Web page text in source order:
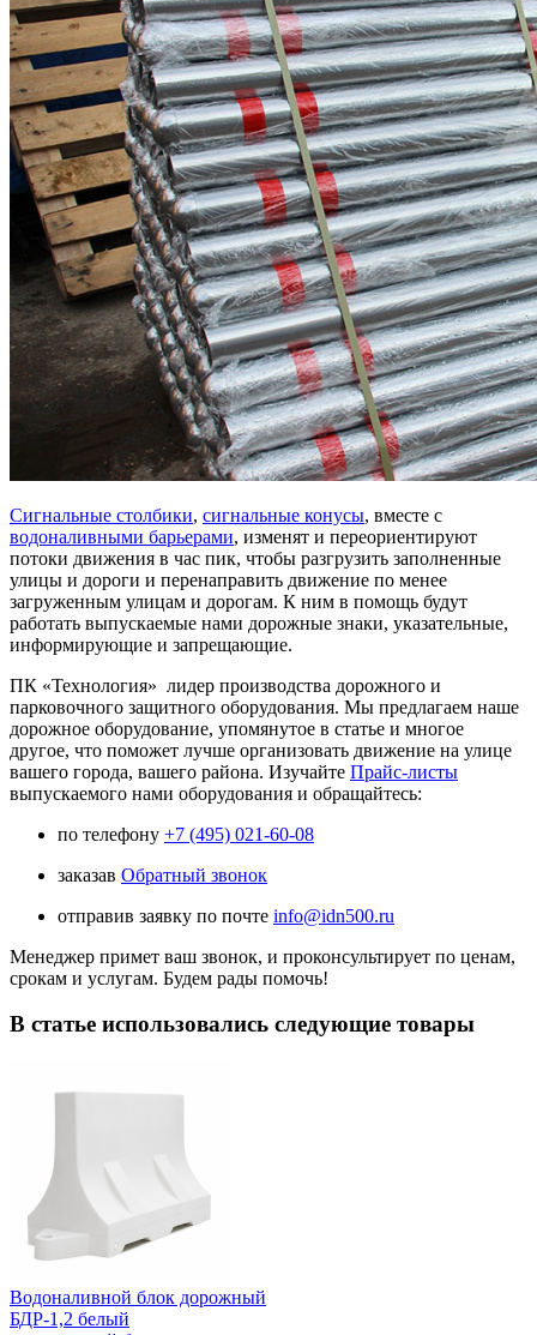
Сигнальные столбики, сигнальные конусы, вместе с
водоналивными барьерами, изменят и переориентируют
потоки движения в час пик, чтобы разгрузить заполненные
улицы и дороги и перенаправить движение по менее
загруженным улицам и дорогам. К ним в помощь будут
работать выпускаемые нами дорожные знаки, указательные,
информирующие и запрещающие.
ПК «Технология» лидер производства дорожного и
парковочного защитного оборудования. Мы предлагаем наше
дорожное оборудование, упомянутое в статье и многое
другое, что поможет лучше организовать движение на улице
вашего города, вашего района. Изучайте Прайс-листы
выпускаемого нами оборудования и обращайтесь:
по телефону +7 (495) 021-60-08
заказав Обратный звонок
отправив заявку по почте info@idn500.ru
Менеджер примет ваш звонок, и проконсультирует по ценам,
срокам и услугам. Будем рады помочь!
В статье использовались следующие товары
Водоналивной блок дорожный
БДР-1,2 белый